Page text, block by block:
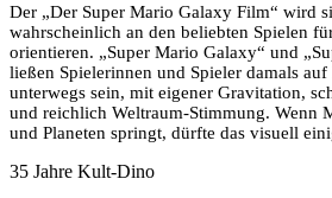
Der „Der Super Mario Galaxy Film“ wird
wahrscheinlich an den beliebten Spielen
orientieren. „Super Mario Galaxy“ und
ließen Spielerinnen und Spieler damals auf
unterwegs sein, mit eigener Gravitation,
und reichlich Weltraum-Stimmung. Wenn
und Planeten springt, dürfte das visuell
35 Jahre Kult-Dino